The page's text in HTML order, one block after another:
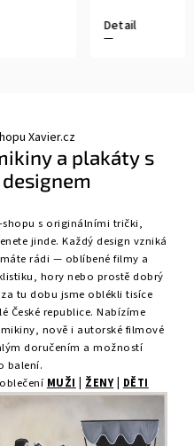
Detail
Xavier.cz
a plakáty s
shopu s originálními trički,
jinde. Každý design vzniká
rádi — oblíbené filmy a
hory nebo prostě dobrý
tu dobu jsme oblékli tisíce
České republice. Nabízíme
nově i autorské filmové
doručením a možností
balení.
MUŽI ŽENY| DĚTI